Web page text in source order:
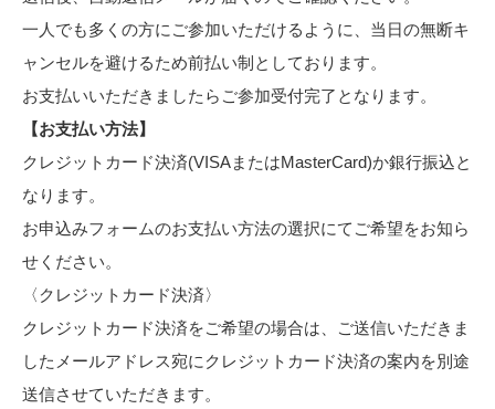
一人でも多くの方にご参加いただけるように、当日の無断キ
ャンセルを避けるため前払い制としております。
お支払いいただきましたらご参加受付完了となります。
【お支払い方法】
クレジットカード決済(VISAまたはMasterCard)か銀行振込と
なります。
お申込みフォームのお支払い方法の選択にてご希望をお知ら
せください。
〈クレジットカード決済〉
クレジットカード決済をご希望の場合は、ご送信いただきま
したメールアドレス宛にクレジットカード決済の案内を別途
送信させていただきます。